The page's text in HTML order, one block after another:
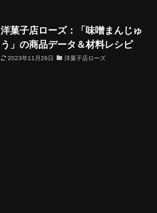
洋菓子店ローズ：「味噌まんじゅ
う」の商品データ＆材料レシピ
2023年11月26日 洋菓子店ローズ